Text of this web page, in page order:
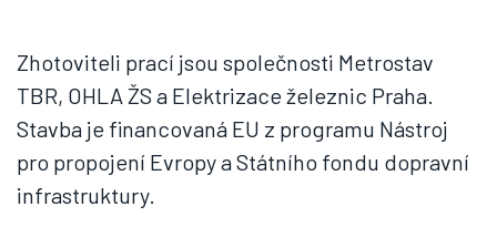
Zhotoviteli prací jsou společnosti Metrostav
TBR, OHLA ŽS a Elektrizace železnic Praha.
Stavba je financovaná EU z programu Nástroj
pro propojení Evropy a Státního fondu dopravní
infrastruktury.